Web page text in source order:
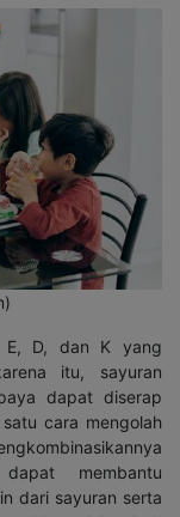
E, D, dan K yang
itu, sayuran
dapat diserap
cara mengolah
membantu
dari sayuran serta